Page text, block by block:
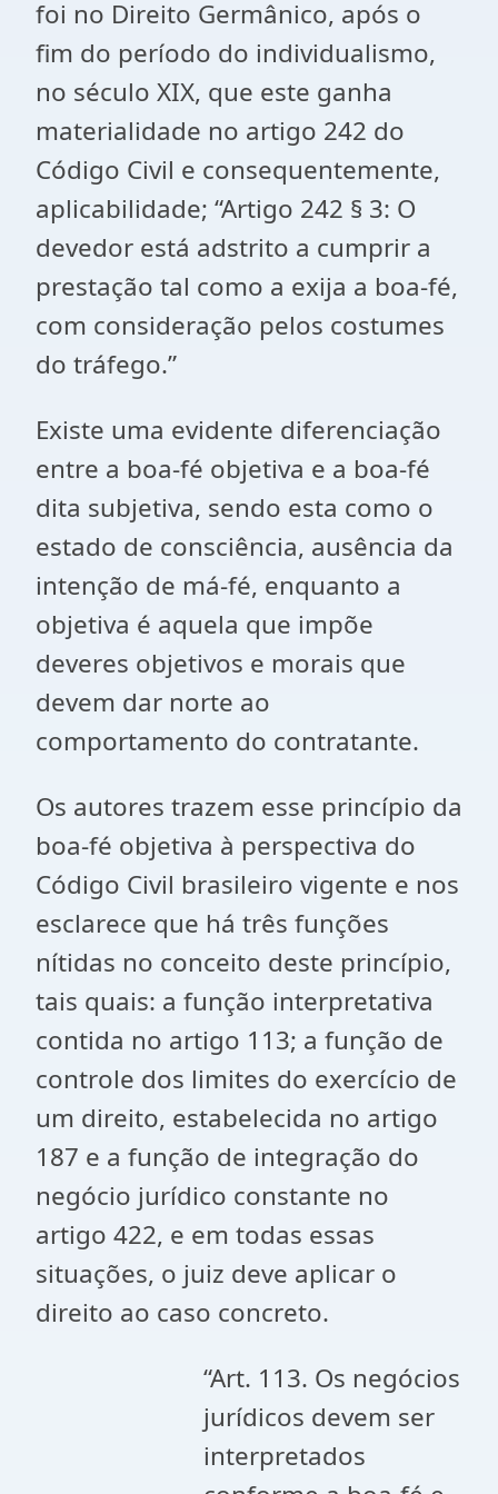
foi no Direito Germânico, após o
fim do período do individualismo,
no século XIX, que este ganha
materialidade no artigo 242 do
Código Civil e consequentemente,
aplicabilidade; “Artigo 242 § 3: O
devedor está adstrito a cumprir a
prestação tal como a exija a boa-fé,
com consideração pelos costumes
do tráfego.”
Existe uma evidente diferenciação
entre a boa-fé objetiva e a boa-fé
dita subjetiva, sendo esta como o
estado de consciência, ausência da
intenção de má-fé, enquanto a
objetiva é aquela que impõe
deveres objetivos e morais que
devem dar norte ao
comportamento do contratante.
Os autores trazem esse princípio da
boa-fé objetiva à perspectiva do
Código Civil brasileiro vigente e nos
esclarece que há três funções
nítidas no conceito deste princípio,
tais quais: a função interpretativa
contida no artigo 113; a função de
controle dos limites do exercício de
um direito, estabelecida no artigo
187 e a função de integração do
negócio jurídico constante no
artigo 422, e em todas essas
situações, o juiz deve aplicar o
direito ao caso concreto.
“Art. 113. Os negócios
jurídicos devem ser
interpretados